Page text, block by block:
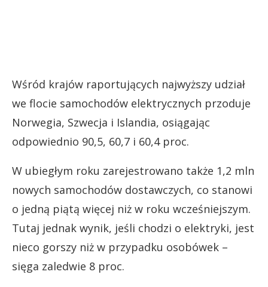
Wśród krajów raportujących najwyższy udział
we flocie samochodów elektrycznych przoduje
Norwegia, Szwecja i Islandia, osiągając
odpowiednio 90,5, 60,7 i 60,4 proc.
W ubiegłym roku zarejestrowano także 1,2 mln
nowych samochodów dostawczych, co stanowi
o jedną piątą więcej niż w roku wcześniejszym.
Tutaj jednak wynik, jeśli chodzi o elektryki, jest
nieco gorszy niż w przypadku osobówek –
sięga zaledwie 8 proc.